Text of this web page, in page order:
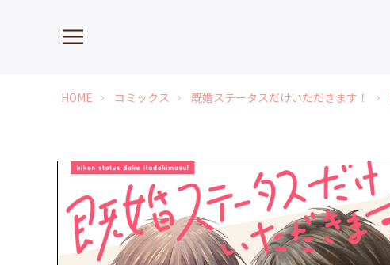
HOME chevron_right コミックス chevron_right 既婚ステータスだけいただきます！ chevron_right